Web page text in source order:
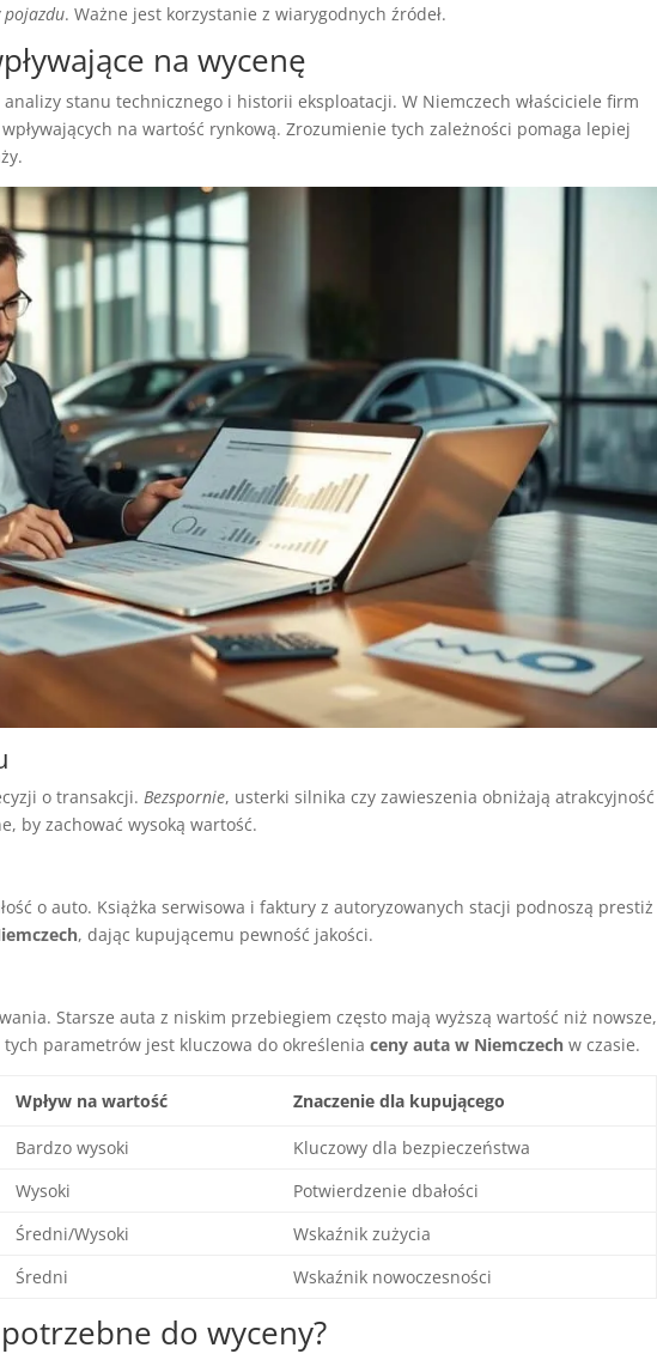
pojazdu. Ważne jest korzystanie z wiarygodnych źródeł.
na wycenę
analizy stanu technicznego i historii eksploatacji. W Niemczech właściciele firm
na wartość rynkową. Zrozumienie tych zależności pomaga lepiej
o transakcji.Bezspornie, usterki silnika czy zawieszenia obniżają atrakcyjność
by zachować wysoką wartość.
o auto. Książka serwisowa i faktury z autoryzowanych stacji podnoszą prestiż
, dając kupującemu pewność jakości.
Starsze auta z niskim przebiegiem często mają wyższą wartość niż nowsze,
parametrów jest kluczowa do określeniaceny auta w Niemczech w czasie.
Wpływ na wartość Znaczenie dla kupującego
Bardzo wysoki
Kluczowy dla bezpieczeństwa
Wysoki
Potwierdzenie dbałości
Średni/Wysoki
Wskaźnik zużycia
Średni Wskaźnik nowoczesności
do wyceny?